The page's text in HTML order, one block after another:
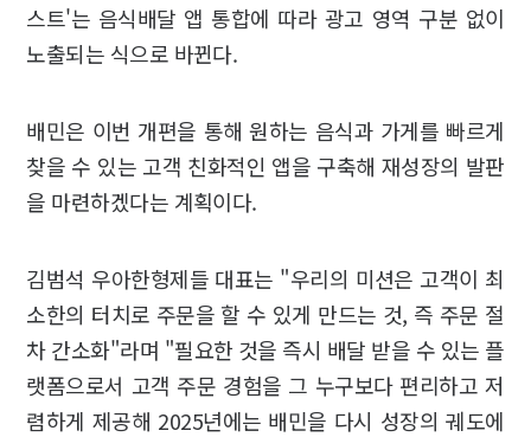
스트'는 음식배달 앱 통합에 따라 광고 영역 구분 없이
노출되는 식으로 바뀐다.
배민은 이번 개편을 통해 원하는 음식과 가게를 빠르게
찾을 수 있는 고객 친화적인 앱을 구축해 재성장의 발판
을 마련하겠다는 계획이다.
김범석 우아한형제들 대표는 "우리의 미션은 고객이 최
소한의 터치로 주문을 할 수 있게 만드는 것, 즉 주문 절
차 간소화"라며 "필요한 것을 즉시 배달 받을 수 있는 플
랫폼으로서 고객 주문 경험을 그 누구보다 편리하고 저
렴하게 제공해 2025년에는 배민을 다시 성장의 궤도에